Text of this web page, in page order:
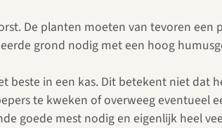
De planten moeten van tevoren een
grond nodig met een hoog
in een kas. Dit betekent niet dat
te kweken of overweeg eventueel
goede mest nodig en eigenlijk heel